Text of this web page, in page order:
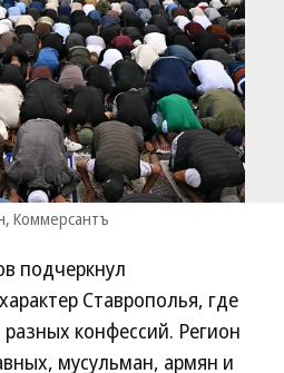
Коммерсантъ
подчеркнул
Ставрополья, где
конфессий. Регион
мусульман, армян и